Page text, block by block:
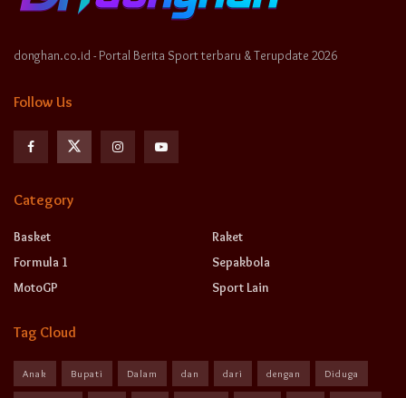
donghan.co.id - Portal Berita Sport terbaru & Terupdate 2026
Follow Us
Category
Basket
Formula 1
MotoGP
Raket
Sepakbola
Sport Lain
Tag Cloud
Anak Bupati Dalam dan dari dengan Diduga